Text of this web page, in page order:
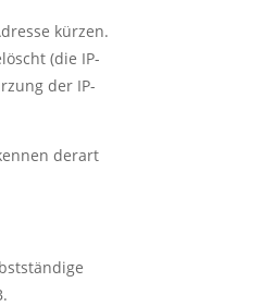
kürzen.
(die IP-
der IP-
derart